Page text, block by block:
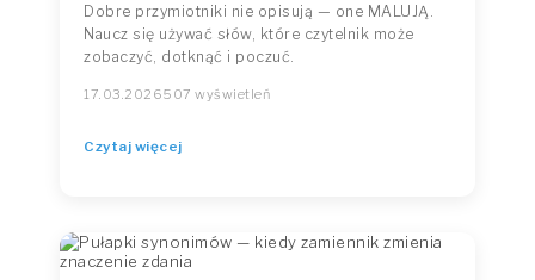
Dobre przymiotniki nie opisują — one MALUJĄ.
Naucz się używać słów, które czytelnik może
zobaczyć, dotknąć i poczuć.
17.03.2026507 wyświetleń
Czytaj więcej